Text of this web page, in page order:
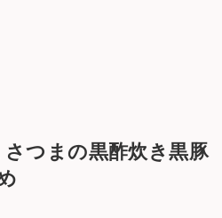
つまの黒酢炊き黒豚